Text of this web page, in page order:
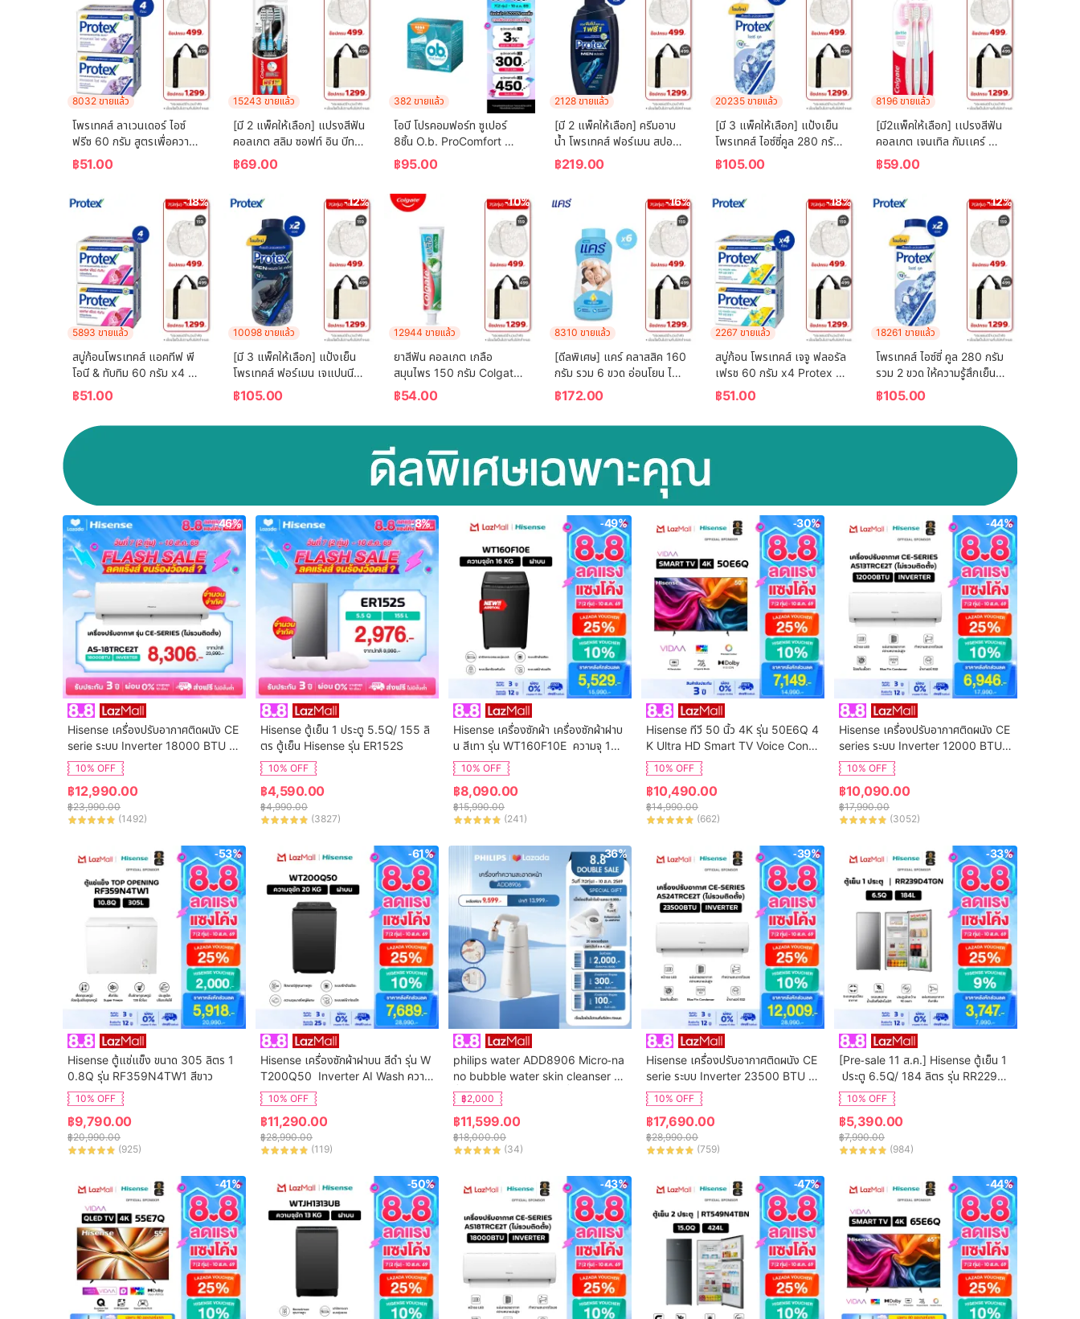
8032 ขายแล้ว
โพรเทคส์ ลาเวนเดอร์ ไอซ์
ฟรีซ 60 กรัม สูตรเพื่อความ
เย็น พร้อมกลิ่นหอมผ่อนคลาย
แพ็ค 4 ก้อน (สบู่ก้อน)
Freeze 60g For Fr
฿51.00
15243 ขายแล้ว
[มี 2 แพ็คให้เลือก] แปรงสีฟัน
คอลเกต สลิม ซอฟท์ อิน บีทวี
น คลีน ชาร์โคล   (คละสี)
Colgate Slim Soft In
Toothbrush  (mixed
color)
฿69.00
382 ขายแล้ว
โอบี โปรคอมฟอร์ท ซูเปอร์
8ชิ้น O.b. ProComfort
(Blossom) Super 8 ผ้า
อนามัยแบบสอด
฿95.00
2128 ขายแล้ว
[มี 2 แพ็คให้เลือก] ครีมอาบ
น้ำ โพรเทคส์ ฟอร์เมน สปอร์ต
ขวดปั๊ม 600 ม.ล. Protex
For Men Sport Shower
฿219.00
20235 ขายแล้ว
[มี 3 แพ็คให้เลือก] แป้งเย็น
โพรเทคส์ ไอซ์ซี่คูล 280 กรัม
Protex Talcum Powder
Icy Cool 280g
฿105.00
8196 ขายแล้ว
[มี2แพ็คให้เลือก] เเปรงสีฟัน
คอลเกต เจนเทิล กัมเเคร์
(คละสี)  Colgate Gentle
Gum Care (mixed color)
฿59.00
-18%
5893 ขายแล้ว
สบู่ก้อนโพรเทคส์ แอคทีฟ พี
โอนี & ทับทิม 60 กรัม x4
Protex Bar Soap Active
Peony & Pomegranate
60g x4
฿51.00
-12%
10098 ขายแล้ว
[มี 3 แพ็คให้เลือก] แป้งเย็น
โพรเทคส์ ฟอร์เมน เจแปนนีส
ไวท์ ชาร์โคล 280 กรัม
Protex Talcum Powder
For Men Japanese White
฿105.00
-10%
12944 ขายแล้ว
ยาสีฟัน คอลเกต เกลือ
สมุนไพร 150 กรัม Colgate
Salt Herbal 150g Single
฿54.00
-16%
8310 ขายแล้ว
[ดีลพิเศษ] แคร์ คลาสสิค 160
กรัม รวม 6 ขวด อ่อนโยน ไม่
ระคายเคือง (แป้งเด็ก) Care
Classic 160g ฺ Total 6
Pcs (Baby Talcum
฿172.00
-18%
2267 ขายแล้ว
สบู่ก้อน โพรเทคส์ เจจู ฟลอรัล
เฟรช 60 กรัม x4 Protex
Bar Soap Jeju Floral
Fresh 60g x4
฿51.00
-12%
18261 ขายแล้ว
โพรเทคส์ ไอซ์ซี่ คูล 280 กรัม
รวม 2 ขวด ให้ความรู้สึกเย็น
สุดขั้ว (แป้งเย็น) Protex Icy
Cool 280g Total 2 Pcs
For the Power of
฿105.00
-46%
Hisense เครื่องปรับอากาศติดผนัง CE
serie ระบบ Inverter 18000 BTU รุ่น
AS-18TRCE2T
10% OFF
฿12,990.00
฿23,990.00
(1492)
-8%
Hisense ตู้เย็น 1 ประตู 5.5Q/ 155 ลิ
ตร ตู้เย็น Hisense รุ่น ER152S
10% OFF
฿4,590.00
฿4,990.00
(3827)
-49%
Hisense เครื่องซักผ้า เครื่องซักผ้าฝาบ
น สีเทา รุ่น WT160F10E  ความจุ 16
กก. New ไม่มีบริการติดตั้ง
10% OFF
฿8,090.00
฿15,990.00
(241)
-30%
Hisense ทีวี 50 นิ้ว 4K รุ่น 50E6Q 4
K Ultra HD Smart TV Voice Contr
ol WIFI Build in Netflix & Youtube
VIDAA U7.6  /DVB-T2 / USB2.0 /
HDMI /AV / DTS Virtual X / Dolby
Digital
10% OFF
฿10,490.00
฿14,990.00
(662)
-44%
Hisense เครื่องปรับอากาศติดผนัง CE
series ระบบ Inverter 12000 BTU รุ่
น AS-13TRCE2T (ไม่รวมค่าติดตั้ง)
10% OFF
฿10,090.00
฿17,990.00
(3052)
-53%
Hisense ตู้แช่แข็ง ขนาด 305 ลิตร 1
0.8Q รุ่น RF359N4TW1 สีขาว
10% OFF
฿9,790.00
฿20,990.00
(925)
-61%
Hisense เครื่องซักผ้าฝาบน สีดำ รุ่น W
T200Q50  Inverter AI Wash ความ
จุ 20 กก. New ไม่มีบริการติดตั้ง
10% OFF
฿11,290.00
฿28,990.00
(119)
-36%
philips water ADD8906 Micro-na
no bubble water skin cleanser เค
รื่องทำฟองน้ำล้างหน้า เครื่องทำความส
ะอาดผิวหน้า
฿2,000
฿11,599.00
฿18,000.00
(34)
-39%
Hisense เครื่องปรับอากาศติดผนัง CE
serie ระบบ Inverter 23500 BTU รุ่
น AS-24TRCE2T
10% OFF
฿17,690.00
฿28,990.00
(759)
-33%
[Pre-sale 11 ส.ค.] Hisense ตู้เย็น 1
ประตู 6.5Q/ 184 ลิตร รุ่น RR229D4
AD1
10% OFF
฿5,390.00
฿7,990.00
(984)
-41% -50% -43% -47% -44%